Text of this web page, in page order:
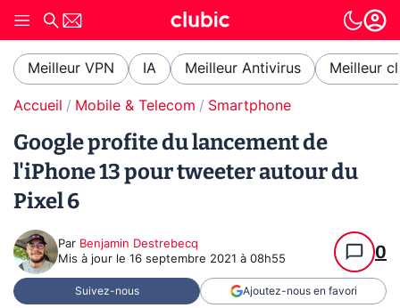
Meilleur VPN IA Meilleur Antivirus Meilleur
Accueil Mobile & Telecom Smartphone
Google profite du lancement de
l'iPhone 13 pour tweeter autour du
Pixel 6
Par Benjamin Destrebecq
Mis à jour le 16 septembre 2021 à 08h55 0
Suivez-nous Ajoutez-nous en favori